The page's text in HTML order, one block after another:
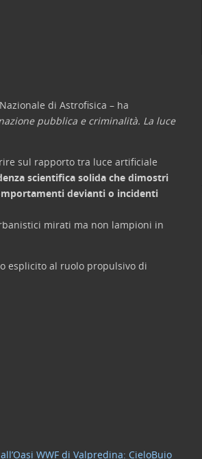
di Astrofisica – ha
pubblica e criminalità. La luce
sul rapporto tra luce artificiale
scientifica solida che dimostri
devianti o incidenti
mirati ma non lampioni in
esplicito al ruolo propulsivo di
WWF di Valpredina: CieloBuio